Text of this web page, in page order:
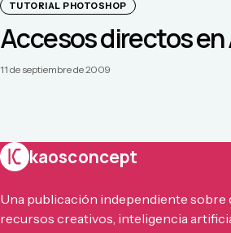
TUTORIAL PHOTOSHOP
Accesos directos en
11 de septiembre de 2009
kaosconcept
Una publicación independiente sobre
recursos creativos, inteligencia